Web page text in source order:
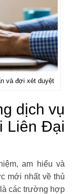
và đợi xét duyệt
dịch vụ
Liên Đại
am hiểu và
mới nhất về thủ
các trường hợp